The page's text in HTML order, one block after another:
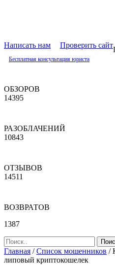
Написать нам Проверить сайт
Бесплатная консультация юриста
ОБЗОРОВ
14395
РАЗОБЛАЧЕНИЙ
10843
ОТЗЫВОВ
14511
ВОЗВРАТОВ
1387
Главная /Список мошенников /
липовый криптокошелек